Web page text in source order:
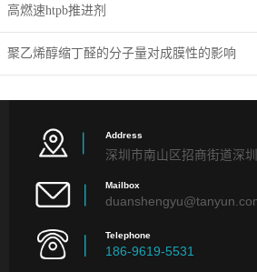
高燃速htpb推进剂
聚乙烯醇缩丁醛的分子量对成膜性的影响
Address
深圳市南山区招商街道深
Mailbox
Telephone
186-9619-5531